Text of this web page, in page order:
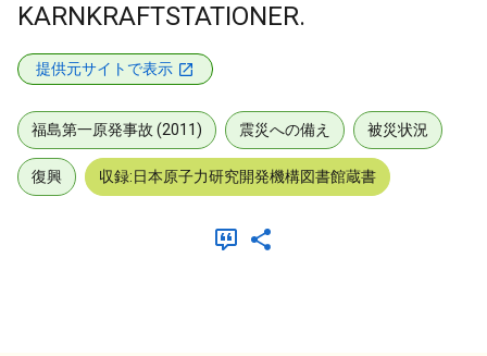
KARNKRAFTSTATIONER.
提供元サイトで表示
福島第一原発事故 (2011) 震災への備え 被災状況
復興 収録:日本原子力研究開発機構図書館蔵書